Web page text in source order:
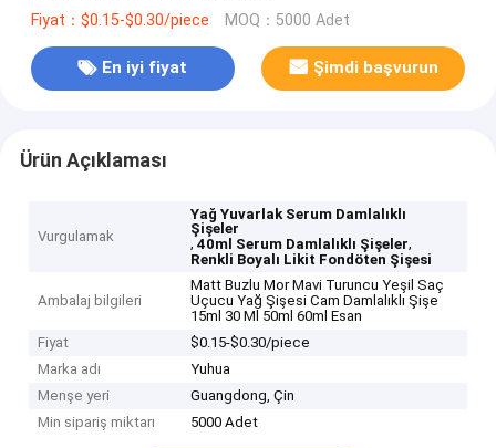
Fiyat：$0.15-$0.30/piece MOQ：5000 Adet
En iyi fiyat Şimdi başvurun
Ürün Açıklaması
Vurgulamak
Yağ Yuvarlak Serum Damlalıklı
Şişeler
,40ml Serum Damlalıklı Şişeler,
Renkli Boyalı Likit Fondöten Şişesi
Ambalaj bilgileri
Matt Buzlu Mor Mavi Turuncu Yeşil Saç
Uçucu Yağ Şişesi Cam Damlalıklı Şişe
15ml 30 Ml 50ml 60ml Esan
Fiyat
$0.15-$0.30/piece
Marka adı
Yuhua
Menşe yeri
Guangdong, Çin
Min sipariş miktarı
5000 Adet